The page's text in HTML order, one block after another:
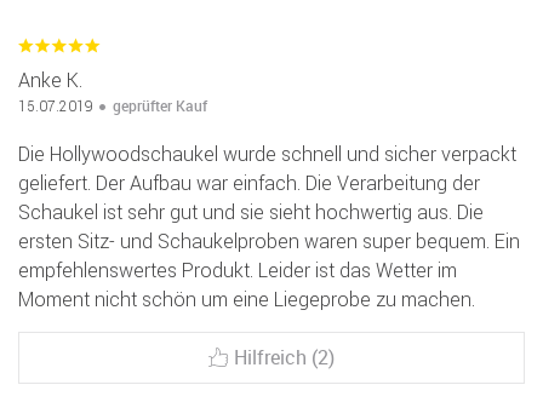
Anke K.
15.07.2019 geprüfter Kauf
Die Hollywoodschaukel wurde schnell und sicher verpackt
geliefert. Der Aufbau war einfach. Die Verarbeitung der
Schaukel ist sehr gut und sie sieht hochwertig aus. Die
ersten Sitz- und Schaukelproben waren super bequem. Ein
empfehlenswertes Produkt. Leider ist das Wetter im
Moment nicht schön um eine Liegeprobe zu machen.
Hilfreich (2)